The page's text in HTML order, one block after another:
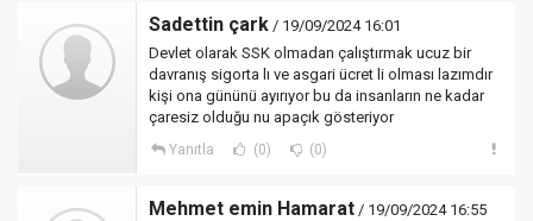
Sadettin çark / 19/09/2024 16:01
Devlet olarak SSK olmadan çalıştırmak ucuz bir
davranış sigorta lı ve asgari ücret li olması lazımdır
kişi ona gününü ayırıyor bu da insanların ne kadar
çaresiz olduğu nu apaçık gösteriyor
Yanıtla (0) (0)
Mehmet emin Hamarat / 19/09/2024 16:55